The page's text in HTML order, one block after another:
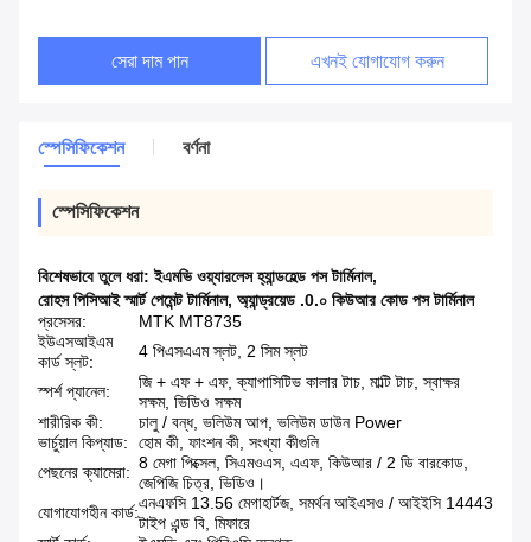
সেরা দাম পান এখনই যোগাযোগ করুন
স্পেসিফিকেশন বর্ণনা
স্পেসিফিকেশন
বিশেষভাবে তুলে ধরা:ইএমভি ওয়্যারলেস হ্যান্ডহেল্ড পস টার্মিনাল,
রোহস পিসিআই স্মার্ট পেমেন্ট টার্মিনাল, অ্যান্ড্রয়েড .0.০ কিউআর কোড পস টার্মিনাল
প্রসেসর:
MTK MT8735
ইউএসআইএম
কার্ড স্লট:
4 পিএসএএম স্লট, 2 সিম স্লট
স্পর্শ প্যানেল:
জি + এফ + এফ, ক্যাপাসিটিভ কালার টাচ, মাল্টি টাচ, স্বাক্ষর
সক্ষম, ভিডিও সক্ষম
শারীরিক কী:
চালু / বন্ধ, ভলিউম আপ, ভলিউম ডাউন Power
ভার্চুয়াল কিপ্যাড:
হোম কী, ফাংশন কী, সংখ্যা কীগুলি
পেছনের ক্যামেরা: 8 মেগা পিক্সেল, সিএমওএস, এএফ, কিউআর / 2 ডি বারকোড,
জেপিজি চিত্র, ভিডিও।
যোগাযোগহীন কার্ড:এনএফসি 13.56 মেগাহার্টজ, সমর্থন আইএসও / আইইসি 14443
টাইপ এন্ড বি, মিফারে